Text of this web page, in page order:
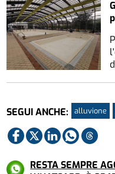
SEGUI ANCHE: alluvione
RESTA SEMPRE